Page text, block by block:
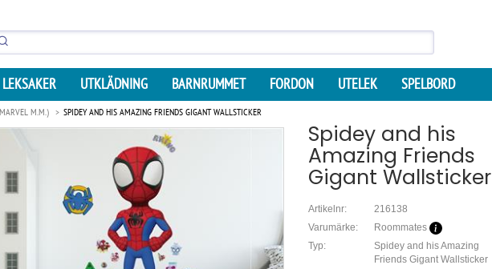
LEKSAKER UTKLÄDNING BARNRUMMET FORDON UTELEK SPELBORD
M.M.) SPIDEY AND HIS AMAZING FRIENDS GIGANT WALLSTICKER
Spidey and his
Amazing Friends
Gigant Wallsticker
Artikelnr:
216138
Varumärke:
Roommates
Typ:
Spidey and his Amazing
Friends Gigant Wallsticker